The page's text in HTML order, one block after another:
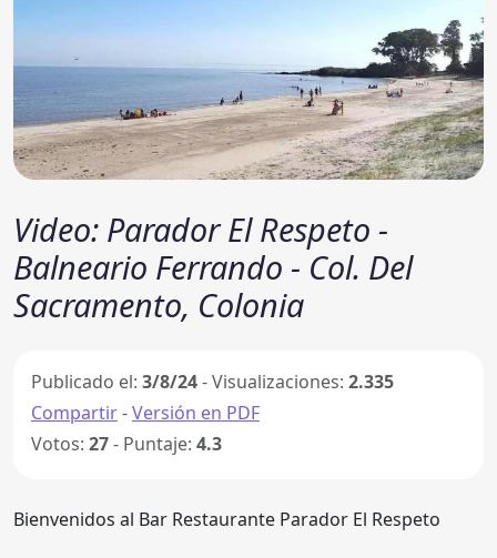
Video: Parador El Respeto -
Balneario Ferrando - Col. Del
Sacramento, Colonia
Publicado el: 3/8/24- Visualizaciones: 2.335
Compartir-Versión en PDF
Votos: 27- Puntaje: 4.3
Bienvenidos al Bar Restaurante Parador El Respeto